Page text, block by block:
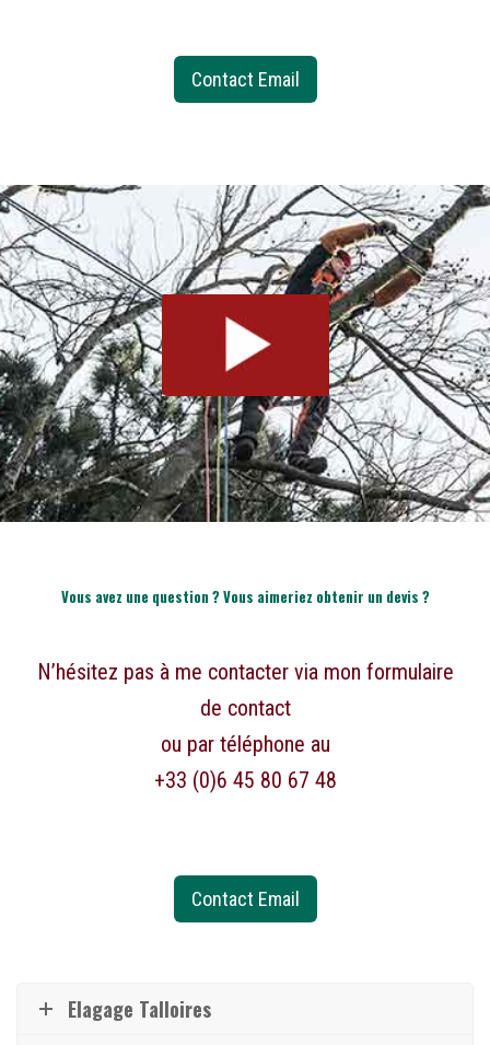
Contact Email
Vous avez une question ? Vous aimeriez obtenir un devis ?
N’hésitez pas à me contacter via mon formulaire
de contact
ou par téléphone au
+33 (0)6 45 80 67 48
Contact Email
Elagage Talloires